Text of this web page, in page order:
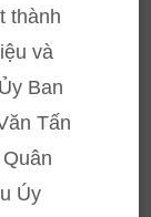
thành
và
Ban
Tấn
Úy